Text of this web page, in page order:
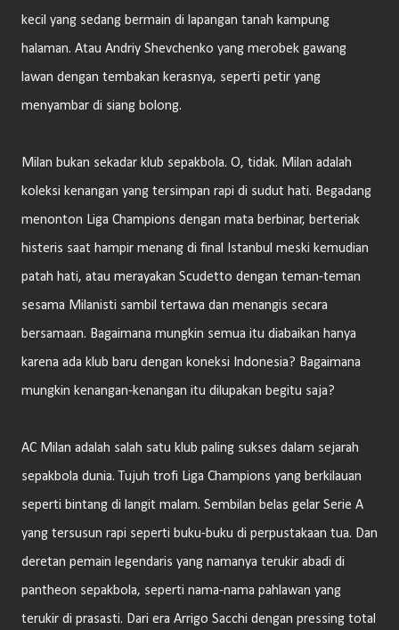
kecil yang sedang bermain di lapangan tanah kampung
halaman. Atau Andriy Shevchenko yang merobek gawang
lawan dengan tembakan kerasnya, seperti petir yang
menyambar di siang bolong.
Milan bukan sekadar klub sepakbola. O, tidak. Milan adalah
koleksi kenangan yang tersimpan rapi di sudut hati. Begadang
menonton Liga Champions dengan mata berbinar, berteriak
histeris saat hampir menang di final Istanbul meski kemudian
patah hati, atau merayakan Scudetto dengan teman-teman
sesama Milanisti sambil tertawa dan menangis secara
bersamaan. Bagaimana mungkin semua itu diabaikan hanya
karena ada klub baru dengan koneksi Indonesia? Bagaimana
mungkin kenangan-kenangan itu dilupakan begitu saja?
AC Milan adalah salah satu klub paling sukses dalam sejarah
sepakbola dunia. Tujuh trofi Liga Champions yang berkilauan
seperti bintang di langit malam. Sembilan belas gelar Serie A
yang tersusun rapi seperti buku-buku di perpustakaan tua. Dan
deretan pemain legendaris yang namanya terukir abadi di
pantheon sepakbola, seperti nama-nama pahlawan yang
terukir di prasasti. Dari era Arrigo Sacchi dengan pressing total